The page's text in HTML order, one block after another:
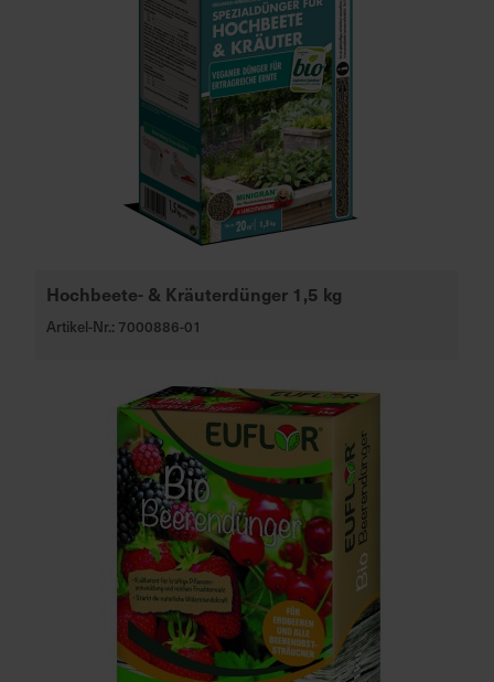
Hochbeete- & Kräuterdünger 1,5 kg
Artikel-Nr.: 7000886-01